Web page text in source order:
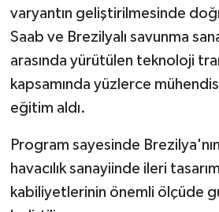
varyantın geliştirilmesinde
Saab ve Brezilyalı savunma
arasında yürütülen teknoloji
kapsamında yüzlerce
eğitim aldı.
Program sayesinde
havacılık sanayiinde ileri
kabiliyetlerinin önemli ölçüde